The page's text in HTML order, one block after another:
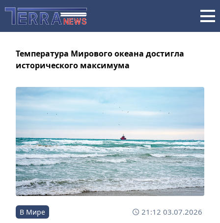
Температура Мирового океана достигла
исторического максимума
В Мире 21:12 03.07.2026